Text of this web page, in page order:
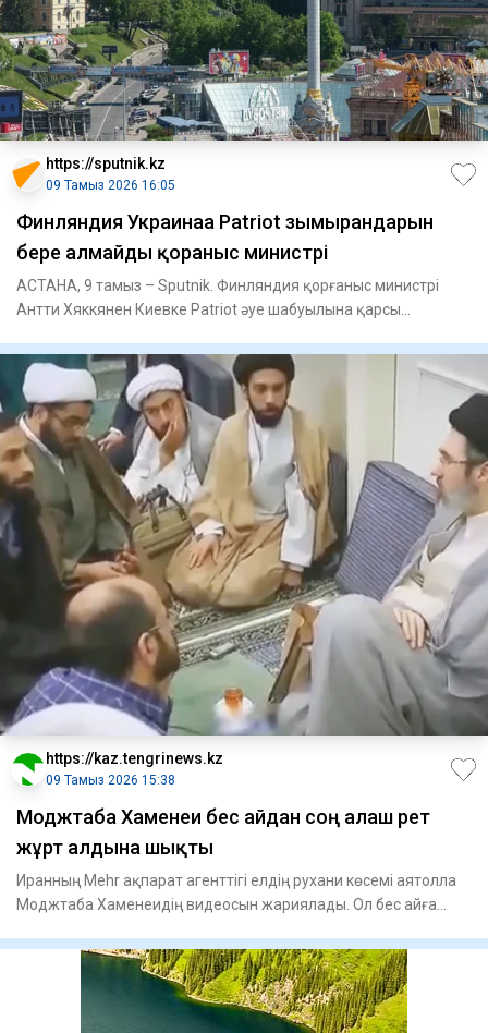
https://sputnik.kz
09 Тамыз 2026 16:05
Финляндия Украинаға Patriot зымырандарын
бере алмайды қорғаныс министрі
АСТАНА, 9 тамыз – Sputnik. Финляндия қорғаныс министрі
Антти Хяккянен Киевке Patriot әуе шабуылына қарсы
https://kaz.tengrinews.kz
09 Тамыз 2026 15:38
Моджтаба Хаменеи бес айдан соң алғаш рет
жұрт алдына шықты
Иранның Mehr ақпарат агенттігі елдің рухани көсемі аятолла
Моджтаба Хаменеидің видеосын жариялады. Ол бес айға